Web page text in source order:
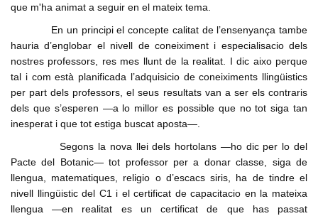
que m'ha animat a seguir en el mateix tema.
En un principi el concepte calitat de l’ensenyança tambe
hauria d’englobar el nivell de coneiximent i especialisacio dels
nostres professors, res mes llunt de la realitat. I dic aixo perque
tal i com està planificada l’adquisicio de coneiximents llingüistics
per part dels professors, el seus resultats van a ser els contraris
dels que s’esperen ―a lo millor es possible que no tot siga tan
inesperat i que tot estiga buscat aposta―.
Segons la nova llei dels hortolans ―ho dic per lo del
Pacte del Botanic― tot professor per a donar classe, siga de
llengua, matematiques, religio o d’escacs siris, ha de tindre el
nivell llingüistic del C1 i el certificat de capacitacio en la mateixa
llengua ―en realitat es un certificat de que has passat